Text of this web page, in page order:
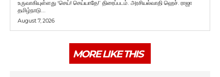
உருவாகியுள்ளது ‘செய்! செய்யாதே!’ திரைப்படம். அரசியல்வாதி ஹெச். ராஜா
தமிழ்நாடு...
August 7, 2026
MORE LIKE THIS